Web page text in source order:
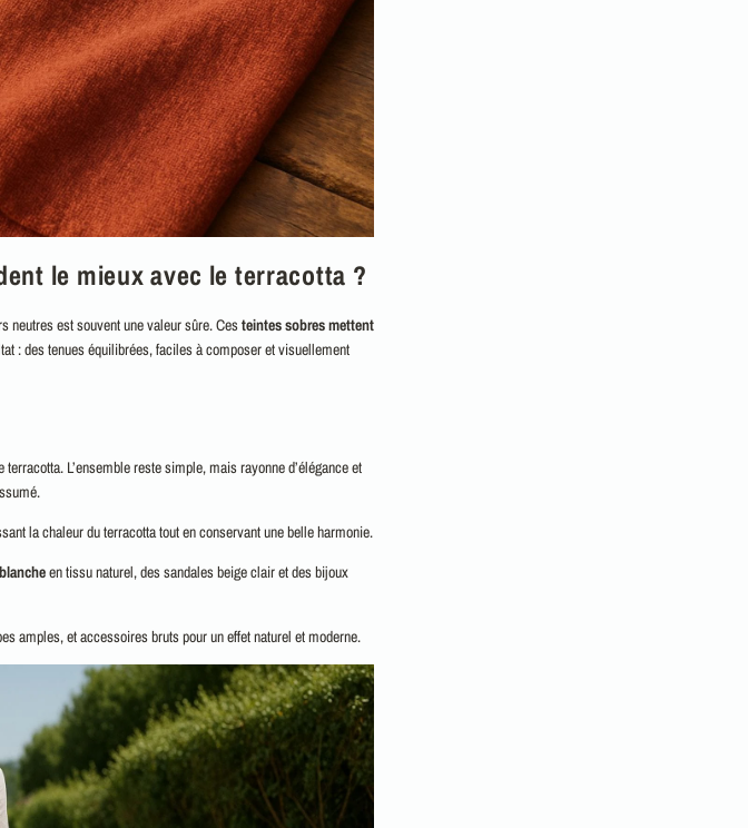
le mieux avec le terracotta ?
neutres est souvent une valeur sûre. Cesteintes sobres mettent
: des tenues équilibrées, faciles à composer et visuellement
L’ensemble reste simple, mais rayonne d’élégance et
la chaleur du terracotta tout en conservant une belle harmonie.
en tissu naturel, des sandales beige clair et des bijoux
amples, et accessoires bruts pour un effet naturel et moderne.